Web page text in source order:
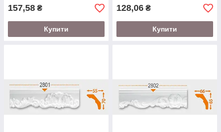
157,58 ₴
Купити
128,06 ₴
Купити